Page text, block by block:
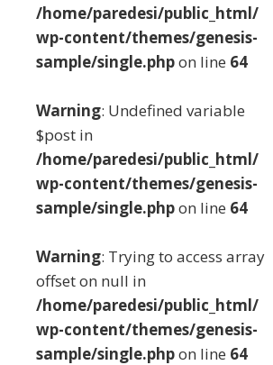
/home/paredesi/public_html/
wp-content/themes/genesis-
sample/single.phpon line 64
Warning: Undefined variable
$post in
/home/paredesi/public_html/
wp-content/themes/genesis-
sample/single.phpon line 64
Warning: Trying to access array
offset on null in
/home/paredesi/public_html/
wp-content/themes/genesis-
sample/single.phpon line 64